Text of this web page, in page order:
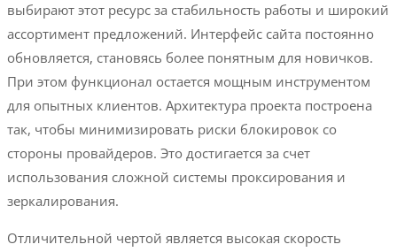
выбирают этот ресурс за стабильность работы и широкий
ассортимент предложений. Интерфейс сайта постоянно
обновляется, становясь более понятным для новичков.
При этом функционал остается мощным инструментом
для опытных клиентов. Архитектура проекта построена
так, чтобы минимизировать риски блокировок со
стороны провайдеров. Это достигается за счет
использования сложной системы проксирования и
зеркалирования.
Отличительной чертой является высокая скорость